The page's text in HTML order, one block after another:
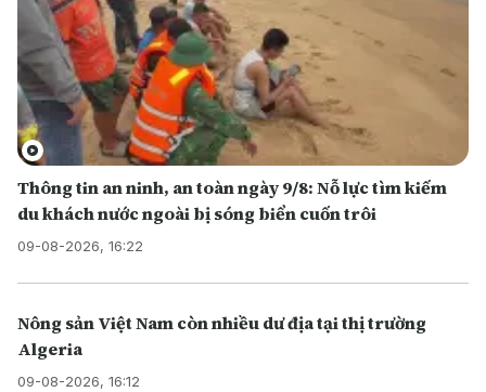
Thông tin an ninh, an toàn ngày 9/8: Nỗ lực tìm kiếm
du khách nước ngoài bị sóng biển cuốn trôi
09-08-2026, 16:22
Nông sản Việt Nam còn nhiều dư địa tại thị trường
Algeria
09-08-2026, 16:12